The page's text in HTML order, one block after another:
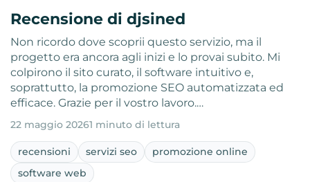
Recensione di djsined
Non ricordo dove scoprii questo servizio, ma il
progetto era ancora agli inizi e lo provai subito. Mi
colpirono il sito curato, il software intuitivo e,
soprattutto, la promozione SEO automatizzata ed
efficace. Grazie per il vostro lavoro.…
22 maggio 20261 minuto di lettura
recensioni servizi seo
promozione online
software web